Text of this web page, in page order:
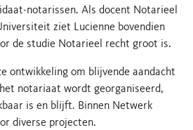
notarissen. Als docent Notarieel
ziet Lucienne bovendien
de studie Notarieel recht groot is.
ontwikkeling om blijvende aandacht
notariaat wordt georganiseerd,
is en blijft. Binnen Netwerk
diverse projecten.